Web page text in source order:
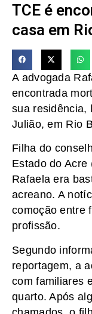
TCE é
casa em
A advogada
encontrada
sua residência,
Julião, em Rio
Filha do
Estado do Acre
Rafaela era
acreano. A
comoção entre
profissão.
Segundo
reportagem, a
com familiares
quarto. Após